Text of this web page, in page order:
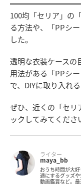
100均「セリア」の
る方法や、「PPシ
した。
透明な衣装ケースの
用法がある「PPシ
で、DIYに取り入れ
ぜひ、近くの「セリ
ックしてみてくだ
ライター
maya_bb
おうち時間が大
適にするグッズや
動画鑑賞など。